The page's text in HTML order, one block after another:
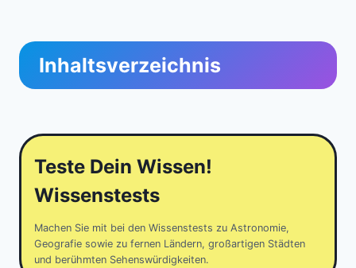
Inhaltsverzeichnis
Teste Dein Wissen!
Wissenstests
Machen Sie mit bei den Wissenstests zu Astronomie,
Geografie sowie zu fernen Ländern, großartigen Städten
und berühmten Sehenswürdigkeiten.